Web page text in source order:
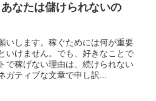
なたは儲けられないの
いします。稼ぐためには何が重要
いけません。でも、好きなことで
で稼げない理由は、続けられない
ティブな文章で申し訳...